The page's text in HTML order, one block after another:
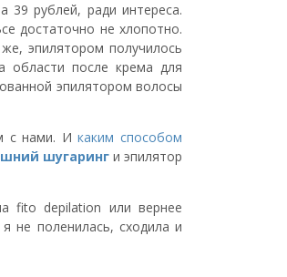
39 рублей, ради интереса.
достаточно не хлопотно.
эпилятором получилось
после крема для
эпилятором волосы
с нами. Икаким способом
шугаринги эпилятор
fito depilation или вернее
не поленилась, сходила и